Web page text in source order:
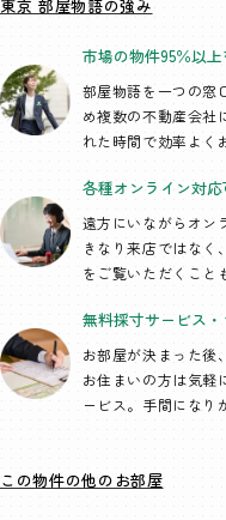
東京 部屋物語の強み
市場の物件95％以上
部屋物語を一つの窓
め複数の不動産会社
れた時間で効率よく
各種オンライン対応
遠方にいながらオン
きなり来店ではな
をご覧いただくこと
無料採寸サービス・
お部屋が決まった後
お住まいの方は気軽
ービス。手間になり
この物件の他のお部屋